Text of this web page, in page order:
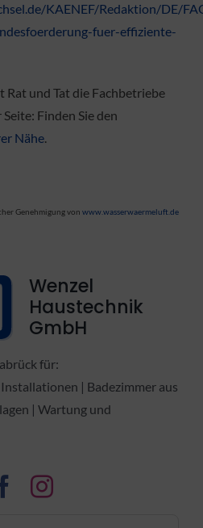
KAENEF/Redaktion/DE/
fuer-effiziente-
und Tat die Fachbetriebe
Finden Sie den
Nähe.
Genehmigung vonwww.wasserwaermeluft.de
Wenzel
Haustechnik
GmbH
für:
| Badezimmer aus
| Wartung und